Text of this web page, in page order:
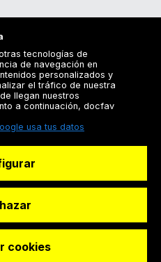
S.L
tecnologías de
de navegación en
personalizados y
el tráfico de nuestra
llegan nuestros
a continuación, docfav
usa tus datos
cookies